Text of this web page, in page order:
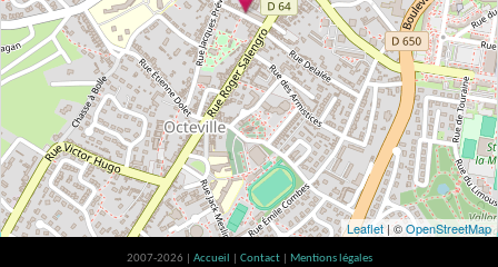
Leaflet| ©OpenStreetMap
2007-2026 | Accueil Contact Mentions légales